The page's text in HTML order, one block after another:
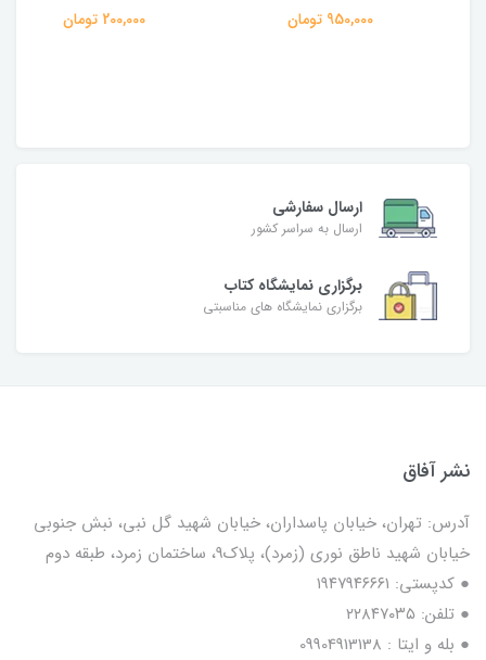
950,000 تومان 200,000 تومان
ارسال سفارشی
ارسال به سراسر کشور
برگزاری نمایشگاه کتاب
برگزاری نمایشگاه های مناسبتی
نشر آفاق
آدرس: تهران، خیابان پاسداران، خیابان شهید گل نبی، نبش جنوبی
خیابان شهید ناطق نوری (زمرد)، پلاک9، ساختمان زمرد، طبقه دوم
● کدپستی: ۱۹۴۷۹۴۶۶۶۱
● تلفن: ٢٢٨۴٧۰۳۵
● بله و ایتا : 09904913138